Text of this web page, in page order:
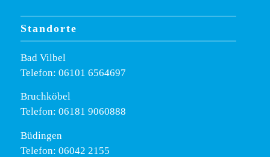
Standorte
Bad Vilbel
Telefon: 06101 6564697
Bruchköbel
Telefon: 06181 9060888
Büdingen
Telefon: 06042 2155